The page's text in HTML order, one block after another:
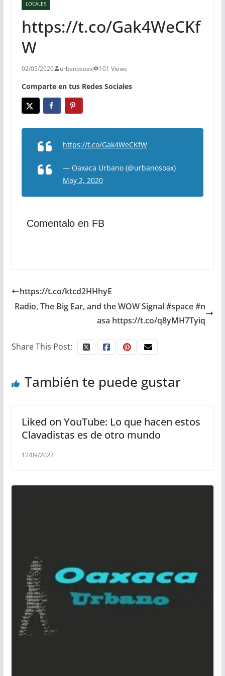
LOCALES
https://t.co/Gak4WeCKf
W
02/05/2020 urbanosoax 101 Views
Comparte en tus Redes Sociales
https://t.co/Gak4WeCKfW
— Oaxaca Urbano (@urbanosoax)
May 2, 2020
Comentalo en FB
https://t.co/ktcd2HHhyE
Radio, The Big Ear, and the WOW Signal #space #n
asa https://t.co/q8yMH7Tyiq
Share This Post:
También te puede gustar
Liked on YouTube: Lo que hacen estos
Clavadistas es de otro mundo
12/09/2022